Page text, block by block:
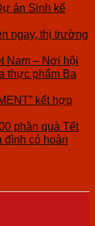
án Sinh kế
ngay, thị trường
Nam – Nơi hội
thực phẩm Ba
kết hợp
phần quà Tết
đình có hoàn